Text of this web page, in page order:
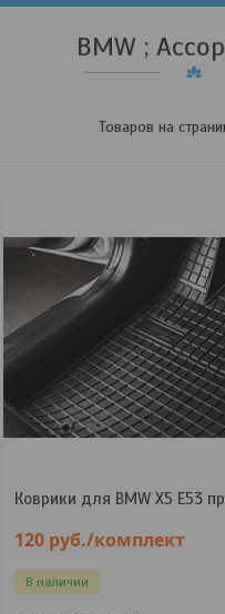
BMW ;
Коврики для BMW X5 E53
120 руб./комплект
В наличии